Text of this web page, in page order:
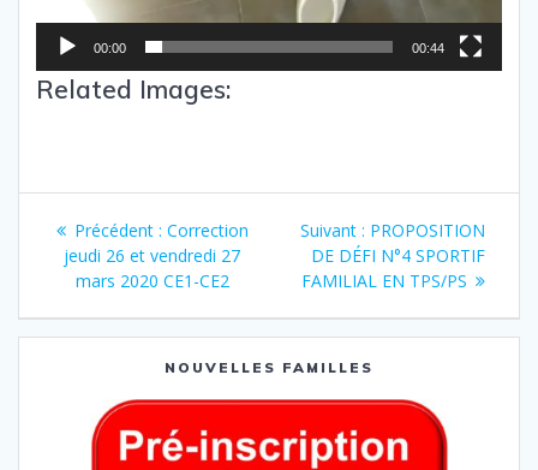
00:00 00:44
Related Images:
Précédent : Correction
jeudi 26 et vendredi 27
mars 2020 CE1-CE2
Suivant : PROPOSITION
DE DÉFI N°4 SPORTIF
FAMILIAL EN TPS/PS
NOUVELLES FAMILLES